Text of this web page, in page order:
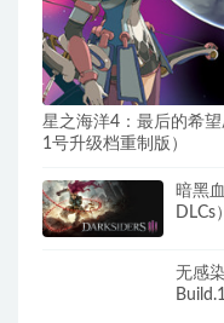
星之海洋4：最后的希
1号升级档重制版）
暗黑
DLCs）
无感